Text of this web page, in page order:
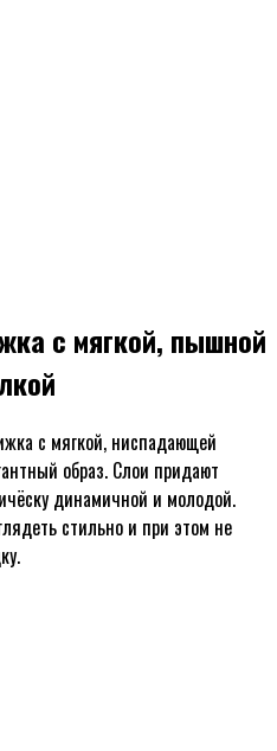
с мягкой, пышной
с мягкой, ниспадающей
образ. Слои придают
динамичной и молодой.
стильно и при этом не